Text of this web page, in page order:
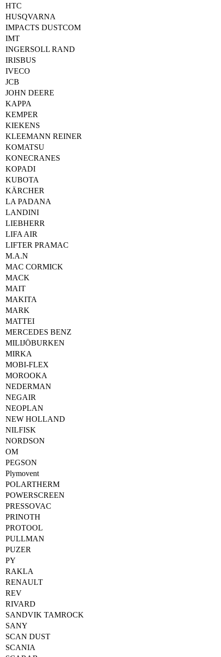
HTC
HUSQVARNA
IMPACTS DUSTCOM
IMT
INGERSOLL RAND
IRISBUS
IVECO
JCB
JOHN DEERE
KAPPA
KEMPER
KIEKENS
KLEEMANN REINER
KOMATSU
KONECRANES
KOPADI
KUBOTA
KÄRCHER
LA PADANA
LANDINI
LIEBHERR
LIFA AIR
LIFTER PRAMAC
M.A.N
MAC CORMICK
MACK
MAIT
MAKITA
MARK
MATTEI
MERCEDES BENZ
MILIJÖBURKEN
MIRKA
MOBI-FLEX
MOROOKA
NEDERMAN
NEGAIR
NEOPLAN
NEW HOLLAND
NILFISK
NORDSON
OM
PEGSON
Plymovent
POLARTHERM
POWERSCREEN
PRESSOVAC
PRINOTH
PROTOOL
PULLMAN
PUZER
PY
RAKLA
RENAULT
REV
RIVARD
SANDVIK TAMROCK
SANY
SCAN DUST
SCANIA